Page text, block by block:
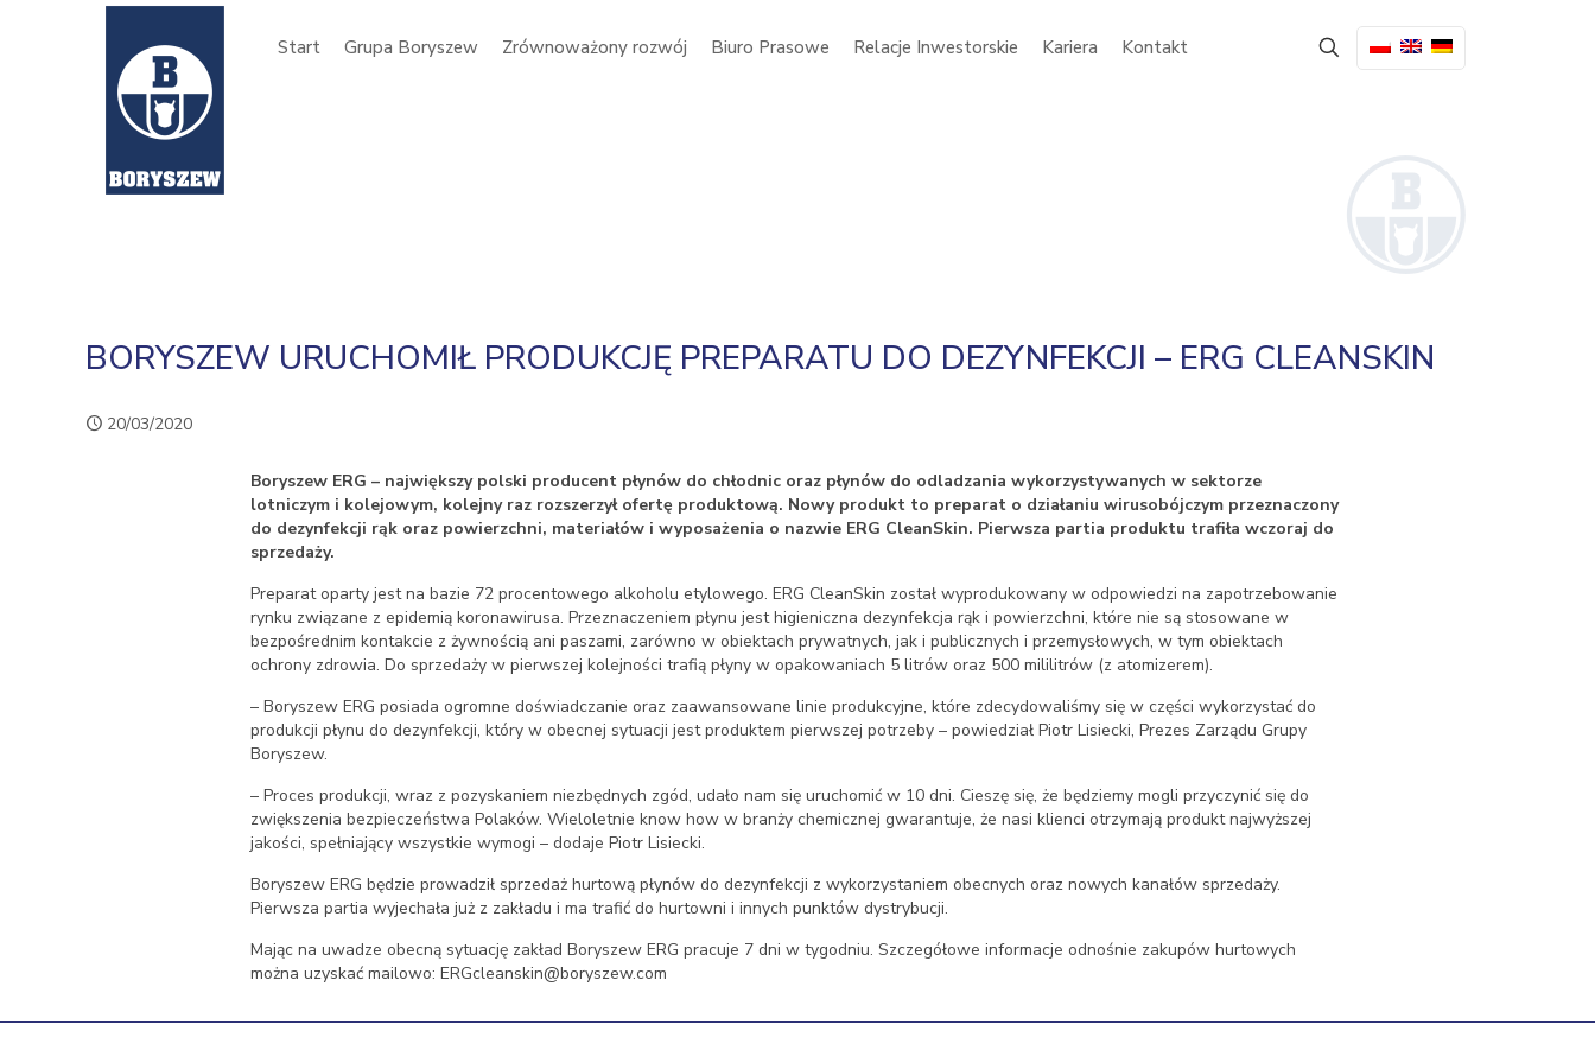
Start Grupa Boryszew Zrównoważony rozwój Biuro Prasowe Relacje Inwestorskie Kariera Kontakt
BORYSZEW URUCHOMIŁ PRODUKCJĘ PREPARATU DO DEZYNFEKCJI – ERG CLEANSKIN
20/03/2020
Boryszew ERG – największy polski producent płynów do chłodnic oraz płynów do odladzania wykorzystywanych w sektorze
lotniczym i kolejowym, kolejny raz rozszerzył ofertę produktową. Nowy produkt to preparat o działaniu wirusobójczym przeznaczony
do dezynfekcji rąk oraz powierzchni, materiałów i wyposażenia o nazwie ERG CleanSkin. Pierwsza partia produktu trafiła wczoraj do
sprzedaży.
Preparat oparty jest na bazie 72 procentowego alkoholu etylowego. ERG CleanSkin został wyprodukowany w odpowiedzi na zapotrzebowanie
rynku związane z epidemią koronawirusa. Przeznaczeniem płynu jest higieniczna dezynfekcja rąk i powierzchni, które nie są stosowane w
bezpośrednim kontakcie z żywnością ani paszami, zarówno w obiektach prywatnych, jak i publicznych i przemysłowych, w tym obiektach
ochrony zdrowia. Do sprzedaży w pierwszej kolejności trafią płyny w opakowaniach 5 litrów oraz 500 mililitrów (z atomizerem).
– Boryszew ERG posiada ogromne doświadczanie oraz zaawansowane linie produkcyjne, które zdecydowaliśmy się w części wykorzystać do
produkcji płynu do dezynfekcji, który w obecnej sytuacji jest produktem pierwszej potrzeby – powiedział Piotr Lisiecki, Prezes Zarządu Grupy
Boryszew.
– Proces produkcji, wraz z pozyskaniem niezbędnych zgód, udało nam się uruchomić w 10 dni. Cieszę się, że będziemy mogli przyczynić się do
zwiększenia bezpieczeństwa Polaków. Wieloletnie know how w branży chemicznej gwarantuje, że nasi klienci otrzymają produkt najwyższej
jakości, spełniający wszystkie wymogi – dodaje Piotr Lisiecki.
Boryszew ERG będzie prowadził sprzedaż hurtową płynów do dezynfekcji z wykorzystaniem obecnych oraz nowych kanałów sprzedaży.
Pierwsza partia wyjechała już z zakładu i ma trafić do hurtowni i innych punktów dystrybucji.
Mając na uwadze obecną sytuację zakład Boryszew ERG pracuje 7 dni w tygodniu. Szczegółowe informacje odnośnie zakupów hurtowych
można uzyskać mailowo: ERGcleanskin@boryszew.com